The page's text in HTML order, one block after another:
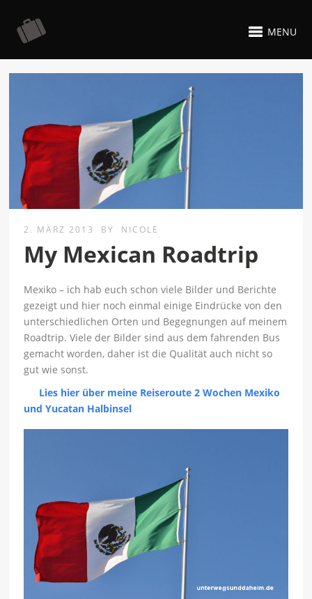
MENU
2. MÄRZ 2013 BY NICOLE
My Mexican Roadtrip
Mexiko – ich hab euch schon viele Bilder und Berichte
gezeigt und hier noch einmal einige Eindrücke von den
unterschiedlichen Orten und Begegnungen auf meinem
Roadtrip. Viele der Bilder sind aus dem fahrenden Bus
gemacht worden, daher ist die Qualität auch nicht so
gut wie sonst.
Lies hier über meine Reiseroute 2 Wochen Mexiko
und Yucatan Halbinsel